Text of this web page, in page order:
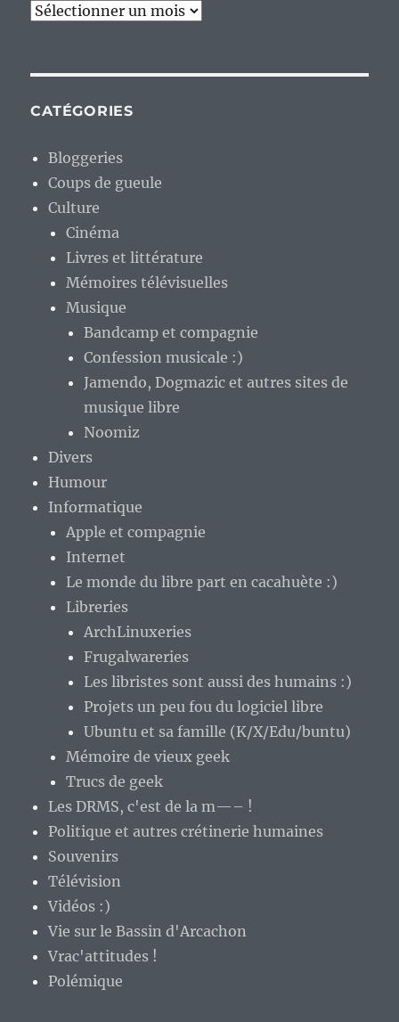
Archives
CATÉGORIES
Bloggeries
Coups de gueule
Culture
Cinéma
Livres et littérature
Mémoires télévisuelles
Musique
Bandcamp et compagnie
Confession musicale :)
Jamendo, Dogmazic et autres sites de
musique libre
Noomiz
Divers
Humour
Informatique
Apple et compagnie
Internet
Le monde du libre part en cacahuète :)
Libreries
ArchLinuxeries
Frugalwareries
Les libristes sont aussi des humains :)
Projets un peu fou du logiciel libre
Ubuntu et sa famille (K/X/Edu/buntu)
Mémoire de vieux geek
Trucs de geek
Les DRMS, c'est de la m—– !
Politique et autres crétinerie humaines
Souvenirs
Télévision
Vidéos :)
Vie sur le Bassin d'Arcachon
Vrac'attitudes !
Polémique